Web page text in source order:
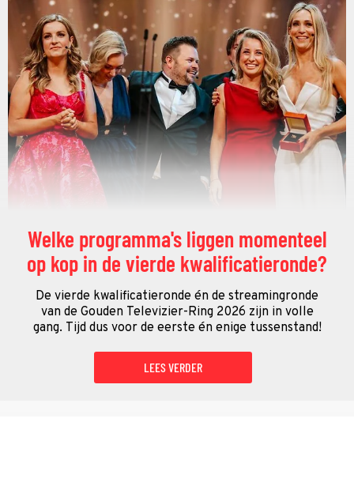
Welke programma's liggen momenteel
op kop in de vierde kwalificatieronde?
De vierde kwalificatieronde én de streamingronde
van de Gouden Televizier-Ring 2026 zijn in volle
gang. Tijd dus voor de eerste én enige tussenstand!
LEES VERDER